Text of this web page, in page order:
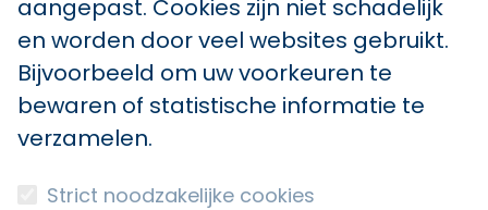
aangepast. Cookies zijn niet schadelijk
en worden door veel websites gebruikt.
Bijvoorbeeld om uw voorkeuren te
bewaren of statistische informatie te
verzamelen.
Strict noodzakelijke cookies